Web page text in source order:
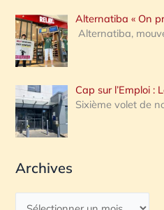
Alternatiba « On
Alternatiba,
Cap sur l’Emploi :
Sixième volet de
Archives